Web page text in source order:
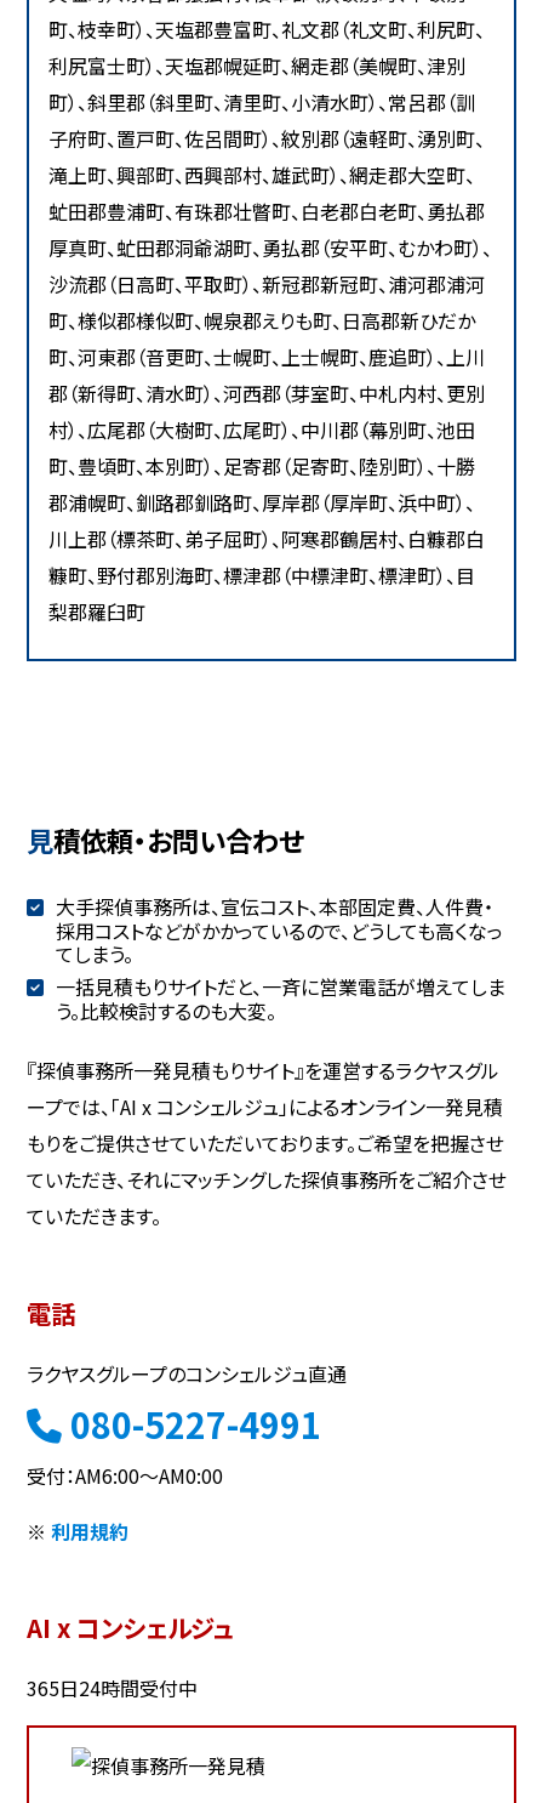
町、枝幸町）、天塩郡豊富町、礼文郡（礼文町、利尻町、
利尻富士町）、天塩郡幌延町、網走郡（美幌町、津別
町）、斜里郡（斜里町、清里町、小清水町）、常呂郡（訓
子府町、置戸町、佐呂間町）、紋別郡（遠軽町、湧別町、
滝上町、興部町、西興部村、雄武町）、網走郡大空町、
虻田郡豊浦町、有珠郡壮瞥町、白老郡白老町、勇払郡
厚真町、虻田郡洞爺湖町、勇払郡（安平町、むかわ町）、
沙流郡（日高町、平取町）、新冠郡新冠町、浦河郡浦河
町、様似郡様似町、幌泉郡えりも町、日高郡新ひだか
町、河東郡（音更町、士幌町、上士幌町、鹿追町）、上川
郡（新得町、清水町）、河西郡（芽室町、中札内村、更別
村）、広尾郡（大樹町、広尾町）、中川郡（幕別町、池田
町、豊頃町、本別町）、足寄郡（足寄町、陸別町）、十勝
郡浦幌町、釧路郡釧路町、厚岸郡（厚岸町、浜中町）、
川上郡（標茶町、弟子屈町）、阿寒郡鶴居村、白糠郡白
糠町、野付郡別海町、標津郡（中標津町、標津町）、目
梨郡羅臼町
見積依頼・お問い合わせ
大手探偵事務所は、宣伝コスト、本部固定費、人件費・
採用コストなどがかかっているので、どうしても高くなっ
てしまう。
一括見積もりサイトだと、一斉に営業電話が増えてしま
う。比較検討するのも大変。
『探偵事務所一発見積もりサイト』を運営するラクヤスグル
ープでは、「AI x コンシェルジュ」によるオンライン一発見積
もりをご提供させていただいております。ご希望を把握させ
ていただき、それにマッチングした探偵事務所をご紹介させ
ていただきます。
電話
ラクヤスグループのコンシェルジュ直通
080-5227-4991
受付：AM6:00～AM0:00
※利用規約
AI x コンシェルジュ
365日24時間受付中